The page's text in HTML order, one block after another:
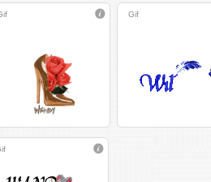
Gif